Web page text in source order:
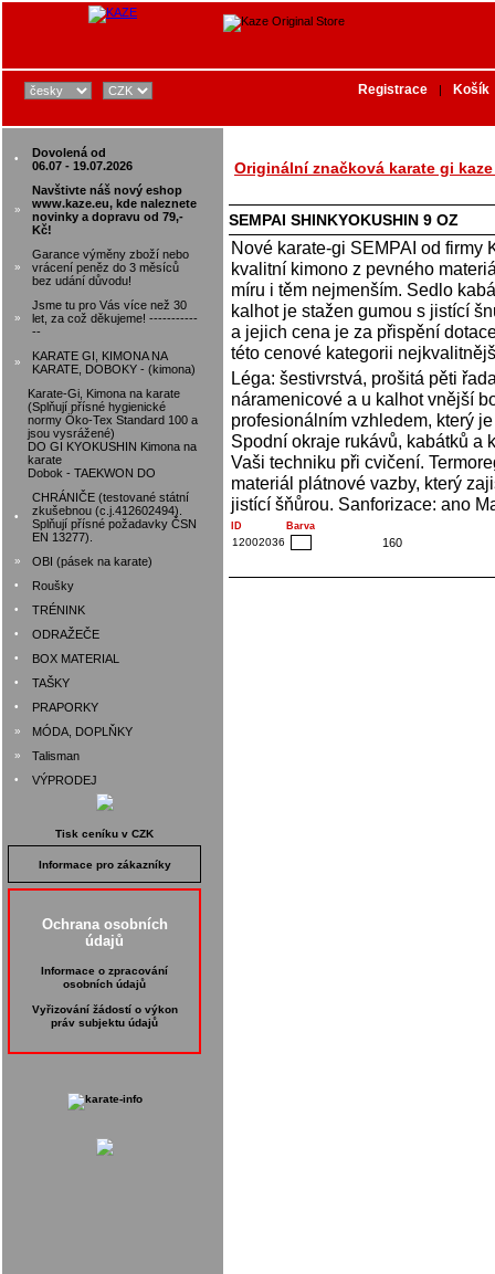
•
Dovolená od
06.07 - 19.07.2026
»
Navštivte náš nový eshop
www.kaze.eu, kde naleznete
novinky a dopravu od 79,-
Kč!
»
Garance výměny zboží nebo
vrácení peněz do 3 měsíců
bez udání důvodu!
»
Jsme tu pro Vás více než 30
let, za což děkujeme! -----------
--
»
KARATE GI, KIMONA NA
KARATE, DOBOKY - (kimona)
Karate-Gi, Kimona na karate
(Splňují přísné hygienické
normy Öko-Tex Standard 100 a
jsou vysrážené)
DO GI KYOKUSHIN Kimona na
karate
Dobok - TAEKWON DO
•
CHRÁNIČE (testované státní
zkušebnou (c.j.412602494).
Splňují přísné požadavky ČSN
EN 13277).
» OBI (pásek na karate)
• Roušky
• TRÉNINK
• ODRAŽEČE
• BOX MATERIAL
• TAŠKY
• PRAPORKY
» MÓDA, DOPLŇKY
» Talisman
• VÝPRODEJ
Tisk ceníku v CZK
Informace pro zákazníky
Ochrana osobních
údajů
Informace o zpracování
osobních údajů
Vyřizování žádostí o výkon
práv subjektu údajů
Registrace | Košík
Originální značková karate gi
SEMPAI SHINKYOKUSHIN 9 OZ
Nové karate-gi SEMPAI od firmy
kvalitní kimono z pevného
míru i těm nejmenším. Sedlo
kalhot je stažen gumou s jistící
a jejich cena je za přispění
této cenové kategorii
Léga: šestivrstvá, prošitá pěti
náramenicové a u kalhot vnější
profesionálním vzhledem, který
Spodní okraje rukávů, kabátků a
Vaši techniku při cvičení.
materiál plátnové vazby, který
jistící šňůrou. Sanforizace: ano
ID Barva
12002036 160